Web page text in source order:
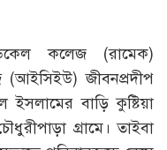
কলেজ (রামেক)
(আইসিইউ) জীবনপ্রদীপ
বাড়ি কুষ্টিয়া
গ্রামে। তাইবা